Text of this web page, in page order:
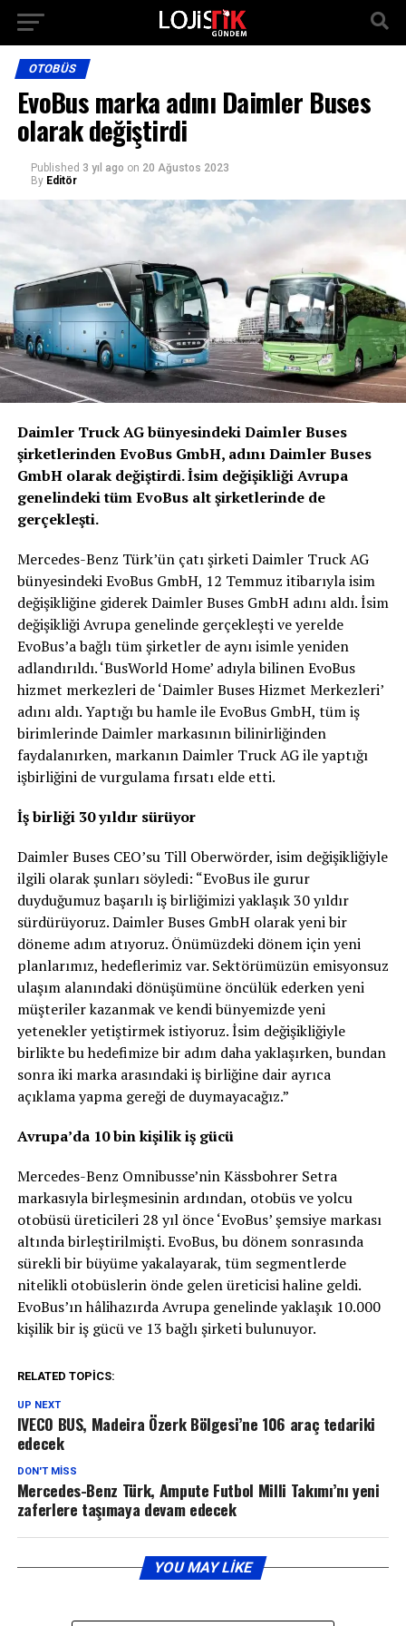
OTOBÜS
EvoBus marka adını Daimler Buses
olarak değiştirdi
Published 3 yıl ago on 20 Ağustos 2023
By Editör
Daimler Truck AG bünyesindeki Daimler Buses
şirketlerinden EvoBus GmbH, adını Daimler Buses
GmbH olarak değiştirdi. İsim değişikliği Avrupa
genelindeki tüm EvoBus alt şirketlerinde de
gerçekleşti.
Mercedes-Benz Türk’ün çatı şirketi Daimler Truck AG
bünyesindeki EvoBus GmbH, 12 Temmuz itibarıyla isim
değişikliğine giderek Daimler Buses GmbH adını aldı. İsim
değişikliği Avrupa genelinde gerçekleşti ve yerelde
EvoBus’a bağlı tüm şirketler de aynı isimle yeniden
adlandırıldı. ‘BusWorld Home’ adıyla bilinen EvoBus
hizmet merkezleri de ‘Daimler Buses Hizmet Merkezleri’
adını aldı. Yaptığı bu hamle ile EvoBus GmbH, tüm iş
birimlerinde Daimler markasının bilinirliğinden
faydalanırken, markanın Daimler Truck AG ile yaptığı
işbirliğini de vurgulama fırsatı elde etti.
İş birliği 30 yıldır sürüyor
Daimler Buses CEO’su Till Oberwörder, isim değişikliğiyle
ilgili olarak şunları söyledi: “EvoBus ile gurur
duyduğumuz başarılı iş birliğimizi yaklaşık 30 yıldır
sürdürüyoruz. Daimler Buses GmbH olarak yeni bir
döneme adım atıyoruz. Önümüzdeki dönem için yeni
planlarımız, hedeflerimiz var. Sektörümüzün emisyonsuz
ulaşım alanındaki dönüşümüne öncülük ederken yeni
müşteriler kazanmak ve kendi bünyemizde yeni
yetenekler yetiştirmek istiyoruz. İsim değişikliğiyle
birlikte bu hedefimize bir adım daha yaklaşırken, bundan
sonra iki marka arasındaki iş birliğine dair ayrıca
açıklama yapma gereği de duymayacağız.”
Avrupa’da 10 bin kişilik iş gücü
Mercedes-Benz Omnibusse’nin Kässbohrer Setra
markasıyla birleşmesinin ardından, otobüs ve yolcu
otobüsü üreticileri 28 yıl önce ‘EvoBus’ şemsiye markası
altında birleştirilmişti. EvoBus, bu dönem sonrasında
sürekli bir büyüme yakalayarak, tüm segmentlerde
nitelikli otobüslerin önde gelen üreticisi haline geldi.
EvoBus’ın hâlihazırda Avrupa genelinde yaklaşık 10.000
kişilik bir iş gücü ve 13 bağlı şirketi bulunuyor.
RELATED TOPICS:
UP NEXT
IVECO BUS, Madeira Özerk Bölgesi’ne 106 araç tedariki
edecek
DON'T MISS
Mercedes-Benz Türk, Ampute Futbol Milli Takımı’nı yeni
zaferlere taşımaya devam edecek
YOU MAY LIKE